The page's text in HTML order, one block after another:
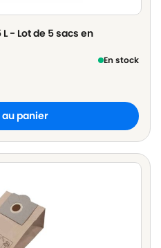
- Lot de 5 sacs en
En stock
panier